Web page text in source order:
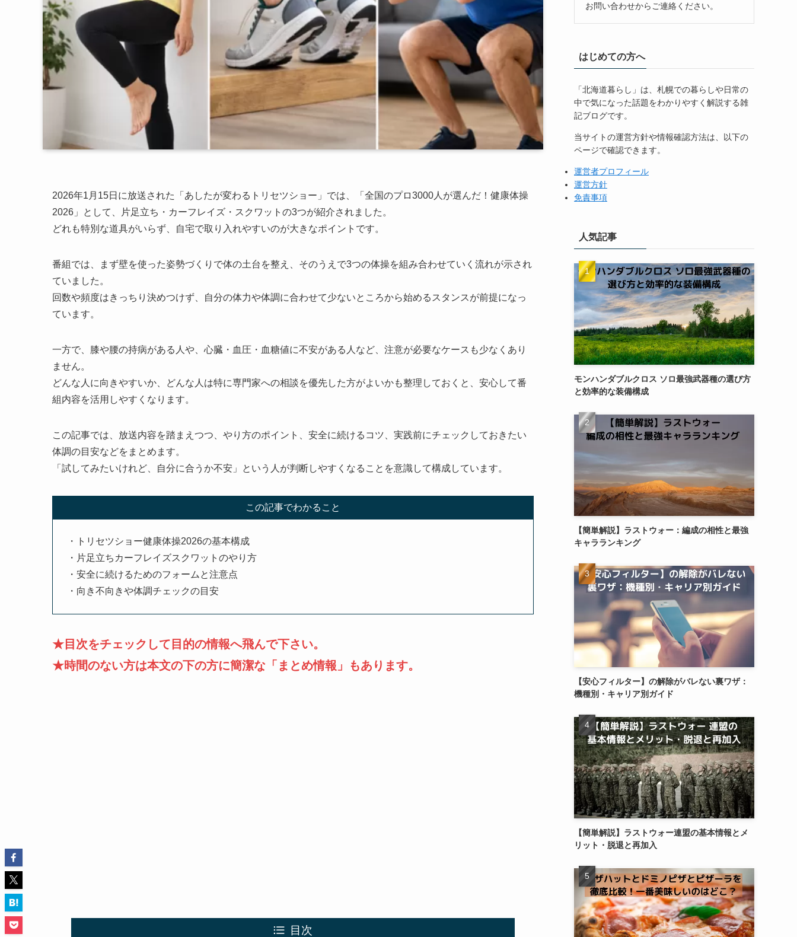
2026年1月15日に放送された「あしたが変わるトリセツショー」では、「全国のプロ3000人が選んだ！健康体操
2026」として、片足立ち・カーフレイズ・スクワットの3つが紹介されました。
どれも特別な道具がいらず、自宅で取り入れやすいのが大きなポイントです。
番組では、まず壁を使った姿勢づくりで体の土台を整え、そのうえで3つの体操を組み合わせていく流れが示され
ていました。
回数や頻度はきっちり決めつけず、自分の体力や体調に合わせて少ないところから始めるスタンスが前提になっ
ています。
一方で、膝や腰の持病がある人や、心臓・血圧・血糖値に不安がある人など、注意が必要なケースも少なくあり
ません。
どんな人に向きやすいか、どんな人は特に専門家への相談を優先した方がよいかも整理しておくと、安心して番
組内容を活用しやすくなります。
この記事では、放送内容を踏まえつつ、やり方のポイント、安全に続けるコツ、実践前にチェックしておきたい
体調の目安などをまとめます。
「試してみたいけれど、自分に合うか不安」という人が判断しやすくなることを意識して構成しています。
この記事でわかること
・トリセツショー健康体操2026の基本構成
・片足立ちカーフレイズスクワットのやり方
・安全に続けるためのフォームと注意点
・向き不向きや体調チェックの目安
★目次をチェックして目的の情報へ飛んで下さい。
★時間のない方は本文の下の方に簡潔な「まとめ情報」もあります。
目次
お問い合わせからご連絡ください。
はじめての方へ
「北海道暮らし」は、札幌での暮らしや日常の
中で気になった話題をわかりやすく解説する雑
記ブログです。
当サイトの運営方針や情報確認方法は、以下の
ページで確認できます。
運営者プロフィール
運営方針
免責事項
人気記事
モンハンダブルクロス ソロ最強武器種の選び方
と効率的な装備構成
【簡単解説】ラストウォー：編成の相性と最強
キャラランキング
【安心フィルター】の解除がバレない裏ワザ：
機種別・キャリア別ガイド
【簡単解説】ラストウォー連盟の基本情報とメ
リット・脱退と再加入